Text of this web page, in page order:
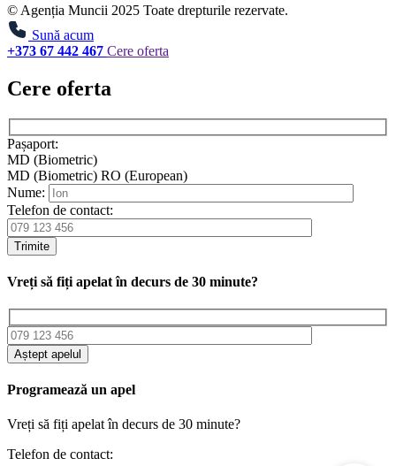
© Agenția Muncii 2025 Toate drepturile rezervate.
Sună acum
+373 67 442 467 Cere oferta
Cere oferta
Pașaport:
MD (Biometric)
MD (Biometric) RO (European)
Nume:
Telefon de contact:
Trimite
Vreți să fiți apelat în decurs de 30 minute?
Aștept apelul
Programează un apel
Vreți să fiți apelat în decurs de 30 minute?
Telefon de contact: